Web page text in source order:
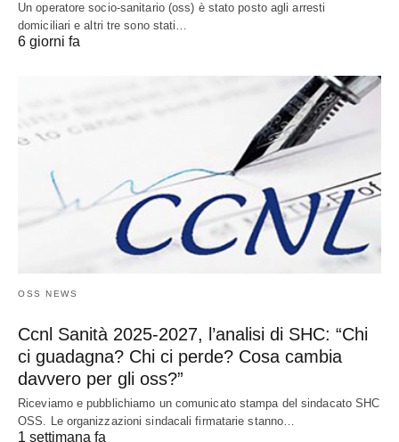
Un operatore socio-sanitario (oss) è stato posto agli arresti
domiciliari e altri tre sono stati…
6 giorni fa
OSS NEWS
Ccnl Sanità 2025-2027, l’analisi di SHC: “Chi
ci guadagna? Chi ci perde? Cosa cambia
davvero per gli oss?”
Riceviamo e pubblichiamo un comunicato stampa del sindacato SHC
OSS. Le organizzazioni sindacali firmatarie stanno…
1 settimana fa